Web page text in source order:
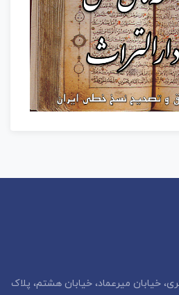
خیابان میرعماد، خیابان هشتم، پلاک